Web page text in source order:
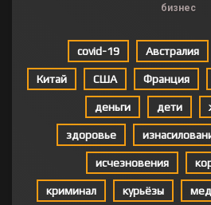
бизнес
covid-19 Австралия
Китай США Франция
деньги дети
здоровье
исчезновения
криминал курьёзы